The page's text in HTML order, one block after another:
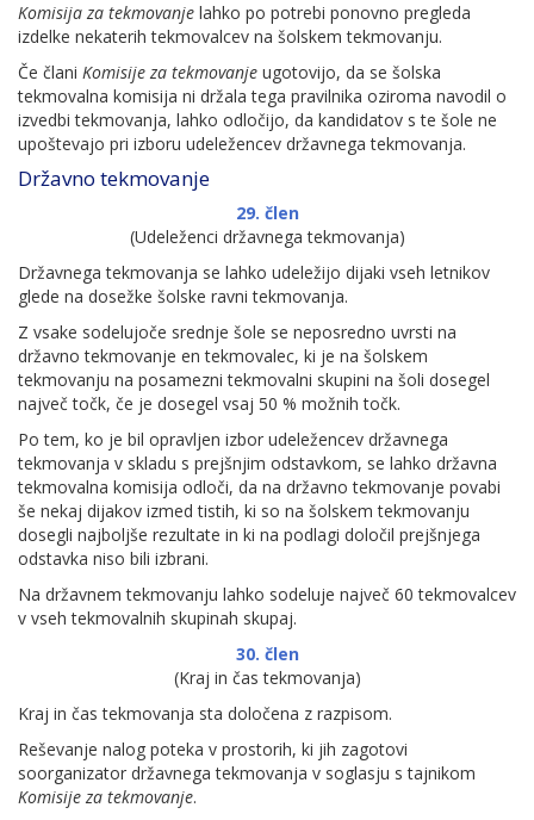
Komisija za tekmovanje lahko po potrebi ponovno pregleda
izdelke nekaterih tekmovalcev na šolskem tekmovanju.
Če člani Komisije za tekmovanje ugotovijo, da se šolska
tekmovalna komisija ni držala tega pravilnika oziroma navodil o
izvedbi tekmovanja, lahko odločijo, da kandidatov s te šole ne
upoštevajo pri izboru udeležencev državnega tekmovanja.
Državno tekmovanje
29. člen
(Udeleženci državnega tekmovanja)
Državnega tekmovanja se lahko udeležijo dijaki vseh letnikov
glede na dosežke šolske ravni tekmovanja.
Z vsake sodelujoče srednje šole se neposredno uvrsti na
državno tekmovanje en tekmovalec, ki je na šolskem
tekmovanju na posamezni tekmovalni skupini na šoli dosegel
največ točk, če je dosegel vsaj 50 % možnih točk.
Po tem, ko je bil opravljen izbor udeležencev državnega
tekmovanja v skladu s prejšnjim odstavkom, se lahko državna
tekmovalna komisija odloči, da na državno tekmovanje povabi
še nekaj dijakov izmed tistih, ki so na šolskem tekmovanju
dosegli najboljše rezultate in ki na podlagi določil prejšnjega
odstavka niso bili izbrani.
Na državnem tekmovanju lahko sodeluje največ 60 tekmovalcev
v vseh tekmovalnih skupinah skupaj.
30. člen
(Kraj in čas tekmovanja)
Kraj in čas tekmovanja sta določena z razpisom.
Reševanje nalog poteka v prostorih, ki jih zagotovi
soorganizator državnega tekmovanja v soglasju s tajnikom
Komisije za tekmovanje.